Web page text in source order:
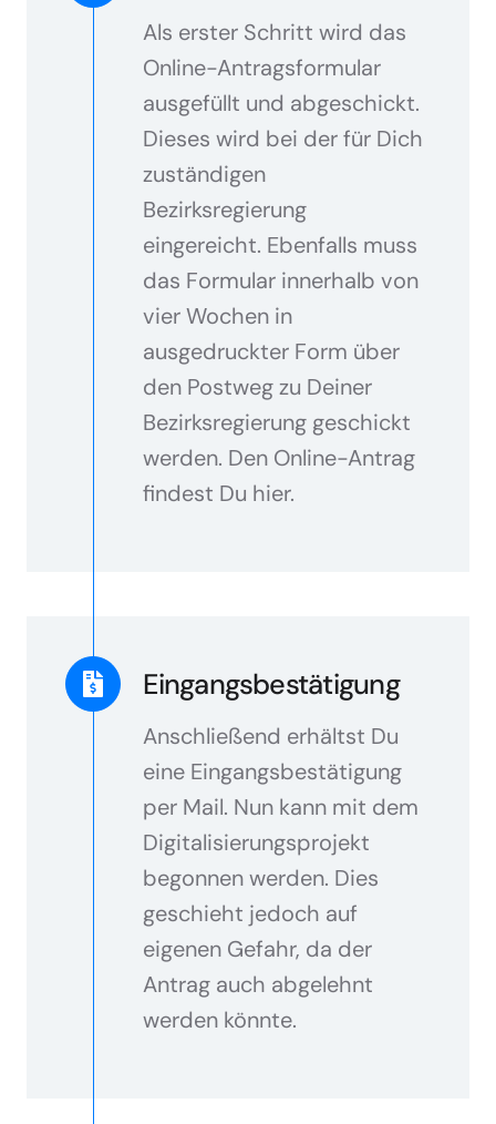
Als erster Schritt wird das
Online-Antragsformular
ausgefüllt und abgeschickt.
Dieses wird bei der für Dich
zuständigen
Bezirksregierung
eingereicht. Ebenfalls muss
das Formular innerhalb von
vier Wochen in
ausgedruckter Form über
den Postweg zu Deiner
Bezirksregierung geschickt
werden. Den Online-Antrag
findest Du hier.
Eingangsbestätigung
Anschließend erhältst Du
eine Eingangsbestätigung
per Mail. Nun kann mit dem
Digitalisierungsprojekt
begonnen werden. Dies
geschieht jedoch auf
eigenen Gefahr, da der
Antrag auch abgelehnt
werden könnte.